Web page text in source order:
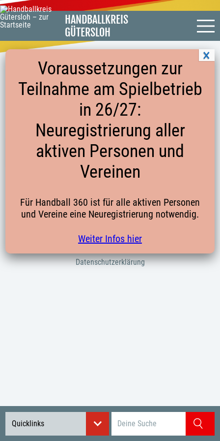
HANDBALLKREIS
GÜTERSLOH
Quicklinks
Suchbegriff eingeben
PRÄSENTATION VOM STAFFELTAG AM
04.07.2024
08.07.2024
Startseite
Kontakte
Impressum
Datenschutzerklärung
Voraussetzungen zur
Teilnahme am Spielbetrieb
in 26/27:
Neuregistrierung aller
aktiven Personen und
Vereinen
Für Handball 360 ist für alle aktiven Personen
und Vereine eine Neuregistrierung notwendig.
Weiter Infos hier